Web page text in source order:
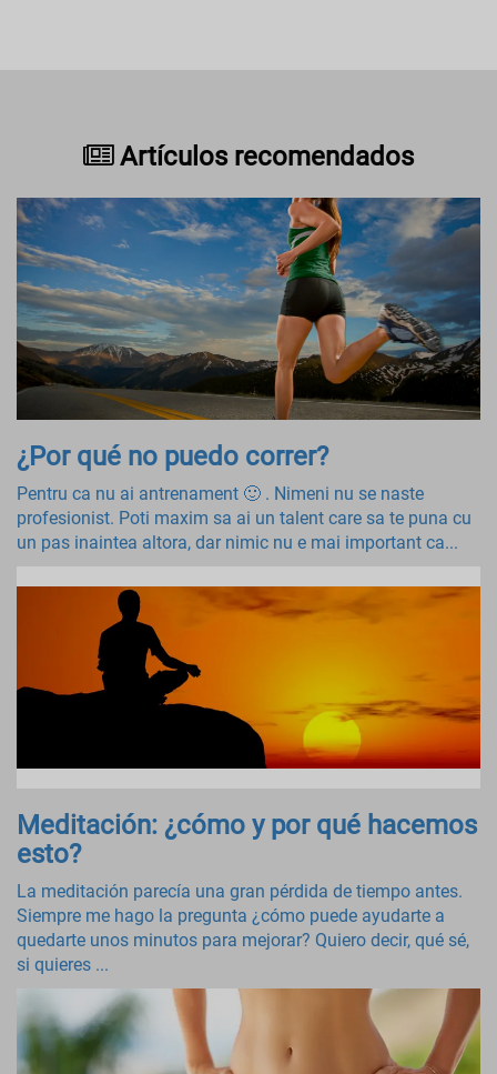
Artículos recomendados
¿Por qué no puedo correr?
Pentru ca nu ai antrenament 🙂 . Nimeni nu se naste
profesionist. Poti maxim sa ai un talent care sa te puna cu
un pas inaintea altora, dar nimic nu e mai important ca...
Meditación: ¿cómo y por qué hacemos
esto?
La meditación parecía una gran pérdida de tiempo antes.
Siempre me hago la pregunta ¿cómo puede ayudarte a
quedarte unos minutos para mejorar? Quiero decir, qué sé,
si quieres ...